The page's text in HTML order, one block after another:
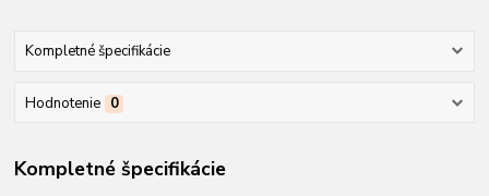
Kompletné špecifikácie
Hodnotenie 0
Kompletné špecifikácie